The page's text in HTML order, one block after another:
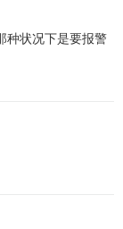
种状况下是要报警